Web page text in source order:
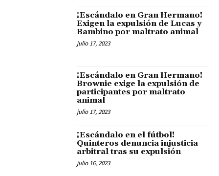
¡Escándalo en Gran Hermano!
Exigen la expulsión de Lucas y
Bambino por maltrato animal
julio 17, 2023
¡Escándalo en Gran Hermano!
Brownie exige la expulsión de
participantes por maltrato
animal
julio 17, 2023
¡Escándalo en el fútbol!
Quinteros denuncia injusticia
arbitral tras su expulsión
julio 16, 2023